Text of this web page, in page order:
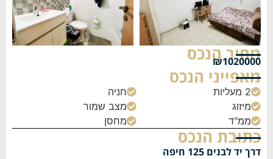
מחיר הנכס
₪1020000
מאפייני הנכס
2 מעליות חניה
מיזוג מצב שמור
ממ"ד מחסן
כתובת הנכס
דרך יד לבנים 125 חיפה